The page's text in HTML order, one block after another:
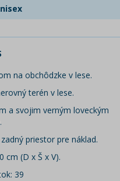
na obchôdzke v lese.
terén v lese.
a svojim verným loveckým
priestor pre náklad.
cm (D x Š x V).
39